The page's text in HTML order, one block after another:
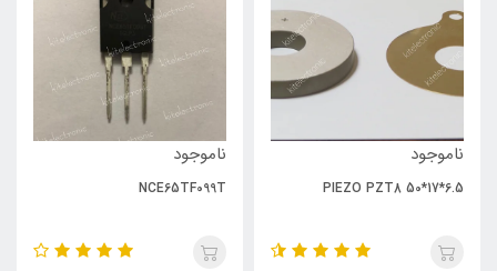
ناموجود
PIEZO PZT8 50*17*6.5
ناموجود
NCE65TF099T